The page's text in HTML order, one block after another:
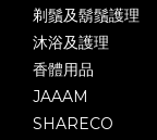
剃鬚及鬍鬚護理
沐浴及護理
香體用品
JAAAM
SHARECO